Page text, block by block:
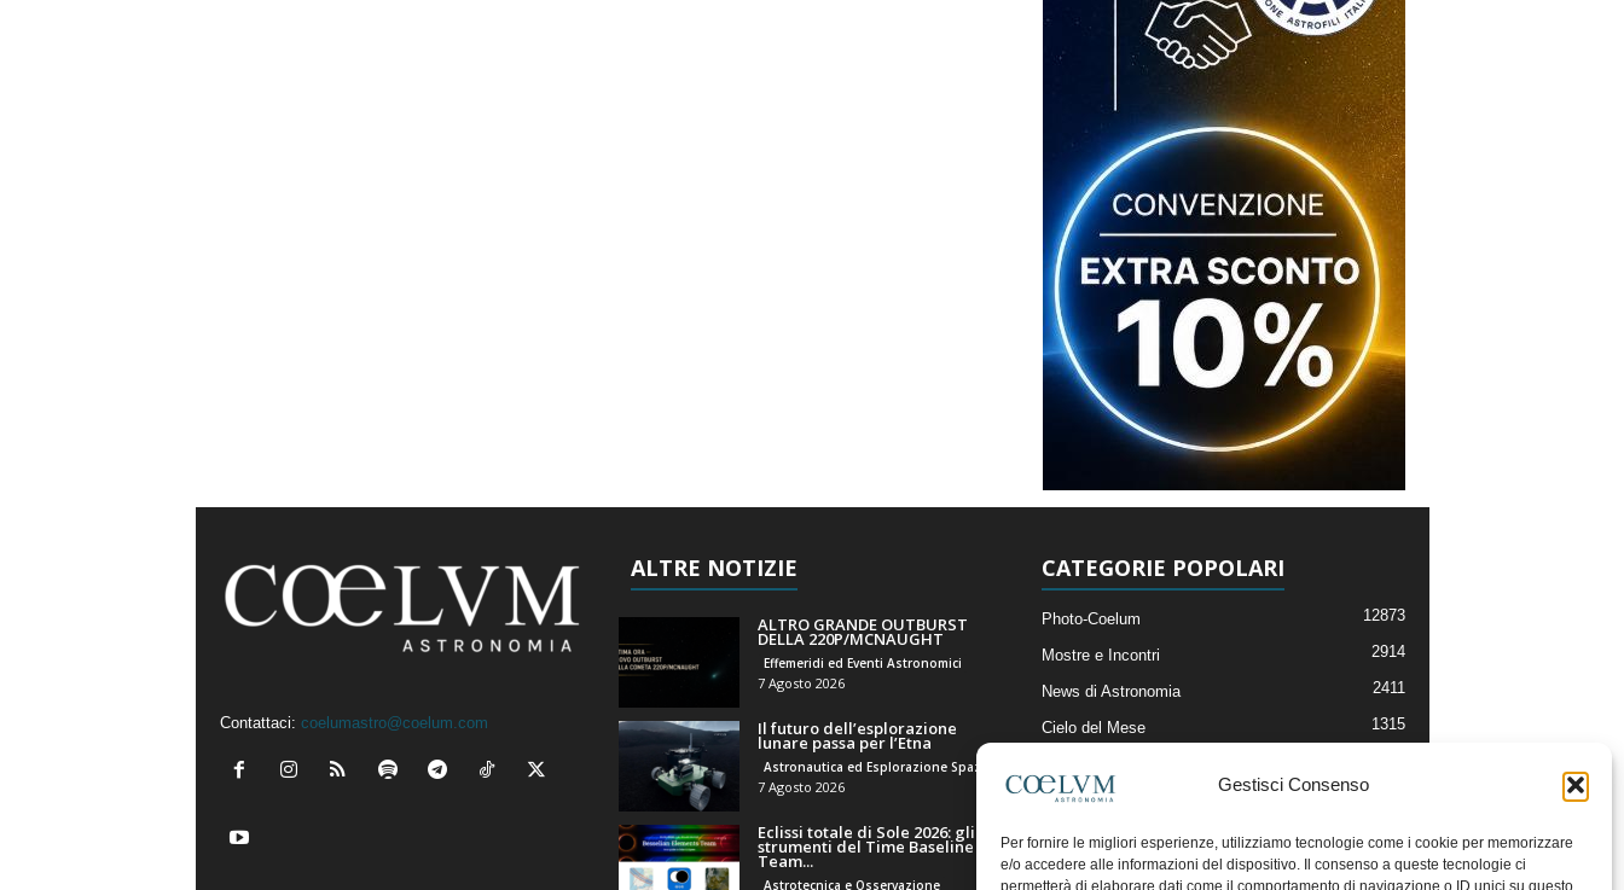
Gestisci Consenso
Per fornire le migliori esperienze, utilizziamo tecnologie come i cookie per memorizzare
e/o accedere alle informazioni del dispositivo. Il consenso a queste tecnologie ci
permetterà di elaborare dati come il comportamento di navigazione o ID unici su questo
Contattaci: coelumastro@coelum.com
ALTRE NOTIZIE
ALTRO GRANDE OUTBURST
DELLA 220P/MCNAUGHT
Effemeridi ed Eventi Astronomici
7 Agosto 2026
Il futuro dell’esplorazione
lunare passa per l’Etna
7 Agosto 2026
Eclissi totale di Sole 2026: gli
strumenti del Time Baseline
Team...
Astrotecnica e Osservazione
CATEGORIE POPOLARI
Photo-Coelum 12873
Mostre e Incontri 2914
News di Astronomia 2411
Cielo del Mese 1315
Articoli e Risorse On-Line
Il Blog della Redazione